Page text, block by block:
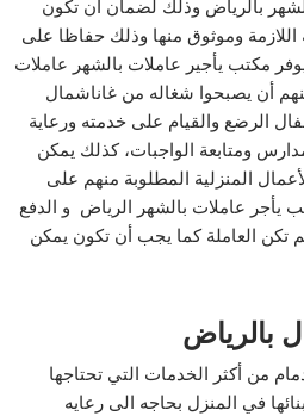
بالرياض وذلك لضمان أن تكون
اللازمة وموثوق منها وذلك حفاظا على
مكتب يأجير عاملات بالشهر عاملات
أن يصبحوا شغاله من غاناشمال
الرضع والقيام على خدمته ورعاية
ومتابعة الواجبات، كذلك يمكن
المنزلية المطلوبة منهم على
يأجر عاملات بالشهر الرياض و الدفع
تكن العاملة كما يجب أن تكون يمكن
بالرياض
من أكثر الخدمات التي تحتاجها
في المنزل بحاجه الى رعايه